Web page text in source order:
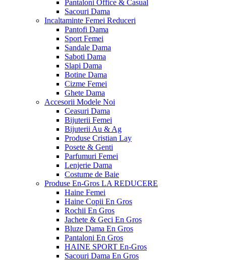
Pantaloni Office & Casual
Sacouri Dama
Incaltaminte Femei Reduceri
Pantofi Dama
Sport Femei
Sandale Dama
Saboti Dama
Slapi Dama
Botine Dama
Cizme Femei
Ghete Dama
Accesorii Modele Noi
Ceasuri Dama
Bijuterii Femei
Bijuterii Au & Ag
Produse Cristian Lay
Posete & Genti
Parfumuri Femei
Lenjerie Dama
Costume de Baie
Produse En-Gros LA REDUCERE
Haine Femei
Haine Copii En Gros
Rochii En Gros
Jachete & Geci En Gros
Bluze Dama En Gros
Pantaloni En Gros
HAINE SPORT En-Gros
Sacouri Dama En Gros